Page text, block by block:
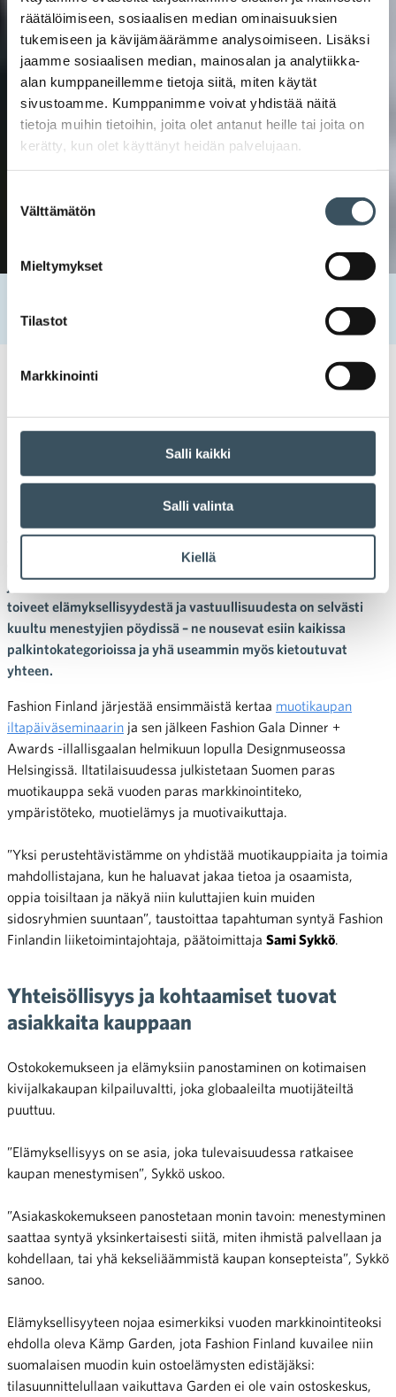
räätälöimiseen, sosiaalisen median ominaisuuksien
tukemiseen ja kävijämäärämme analysoimiseen. Lisäksi
jaamme sosiaalisen median, mainosalan ja analytiikka-
alan kumppaneillemme tietoja siitä, miten käytät
sivustoamme. Kumppanimme voivat yhdistää näitä
tietoja muihin tietoihin, joita olet antanut heille tai joita on
kerätty, kun olet käyttänyt heidän palvelujaan.
valinta
Välttämätön
Mieltymykset
Tilastot
Markkinointi
Salli kaikki
Salli valinta
Kiellä
Muotikaupan menestys piilee elämyksissä
ostokokemus,
Muotikaupan menestys piilee
elämyksissä
toimialan tekijöitä yhteen ja kääntää katseet muotikaupan
onnistujiin. Helmikuun lopulla järjestettävässä gaalassa
julkistetaan mm. Suomen paras muotikauppa. Kuluttajien
toiveet elämyksellisyydestä ja vastuullisuudesta on selvästi
kuultu menestyjien pöydissä – ne nousevat esiin kaikissa
palkintokategorioissa ja yhä useammin myös kietoutuvat
yhteen.
Fashion Finland järjestää ensimmäistä kertaa muotikaupan
iltapäiväseminaarin ja sen jälkeen Fashion Gala Dinner +
Awards -illallisgaalan helmikuun lopulla Designmuseossa
Helsingissä. Iltatilaisuudessa julkistetaan Suomen paras
muotikauppa sekä vuoden paras markkinointiteko,
ympäristöteko, muotielämys ja muotivaikuttaja.
”Yksi perustehtävistämme on yhdistää muotikauppiaita ja toimia
mahdollistajana, kun he haluavat jakaa tietoa ja osaamista,
oppia toisiltaan ja näkyä niin kuluttajien kuin muiden
sidosryhmien suuntaan”, taustoittaa tapahtuman syntyä Fashion
Finlandin liiketoimintajohtaja, päätoimittaja Sami Sykkö
Yhteisöllisyys ja kohtaamiset tuovat
asiakkaita kauppaan
Ostokokemukseen ja elämyksiin panostaminen on kotimaisen
kivijalkakaupan kilpailuvaltti, joka globaaleilta muotijäteiltä
puuttuu.
”Elämyksellisyys on se asia, joka tulevaisuudessa ratkaisee
kaupan menestymisen”, Sykkö uskoo.
”Asiakaskokemukseen panostetaan monin tavoin: menestyminen
saattaa syntyä yksinkertaisesti siitä, miten ihmistä palvellaan ja
kohdellaan, tai yhä kekseliäämmistä kaupan konsepteista”, Sykkö
sanoo.
Elämyksellisyyteen nojaa esimerkiksi vuoden markkinointiteoksi
ehdolla oleva Kämp Garden, jota Fashion Finland kuvailee niin
suomalaisen muodin kuin ostoelämysten edistäjäksi:
tilasuunnittelullaan vaikuttava Garden ei ole vain ostoskeskus,